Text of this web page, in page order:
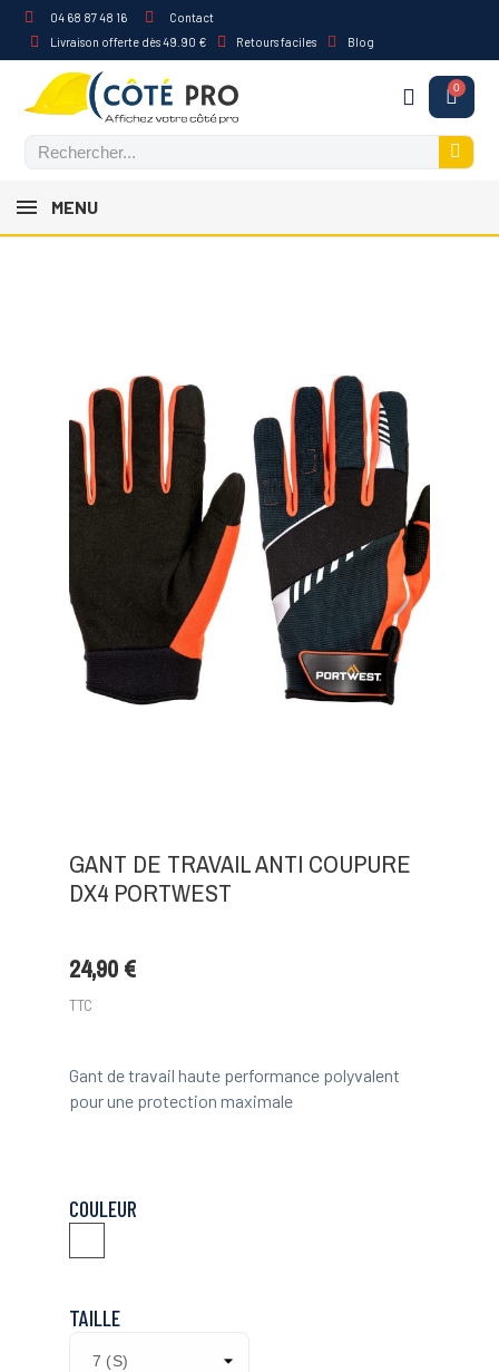
04 68 87 48 16
Contact
Livraison offerte dès 49.90 €
Retours faciles Blog
MENU
GANT DE TRAVAIL ANTI COUPURE
DX4 PORTWEST
24,90 €
TTC
Gant de travail haute performance polyvalent
pour une protection maximale
COULEUR
TAILLE